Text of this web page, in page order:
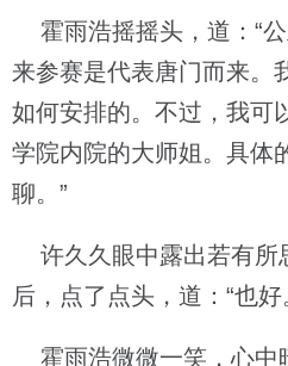
霍雨浩摇摇头，道：“
来参赛是代表唐门而来。
如何安排的。不过，我可
学院内院的大师姐。具体
聊。”
许久久眼中露出若有所
后，点了点头，道：“也
霍雨浩微微一笑，心中